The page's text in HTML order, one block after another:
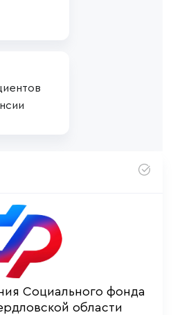
Социального фонда
области